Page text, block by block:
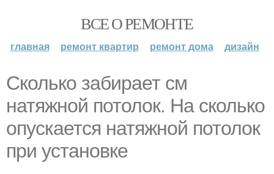
ВСЕ О РЕМОНТЕ
главная ремонт квартир ремонт дома дизайн
Сколько забирает см
натяжной потолок. На сколько
опускается натяжной потолок
при установке